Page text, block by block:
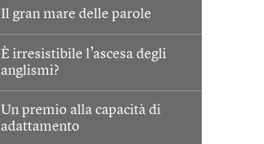
Il gran mare delle parole
È irresistibile l’ascesa degli
anglismi?
Un premio alla capacità di
adattamento